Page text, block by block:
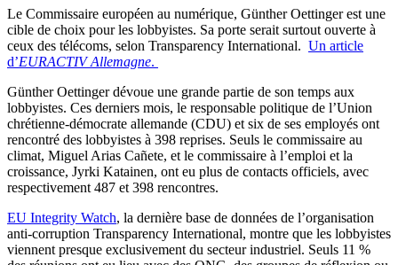
Le Commissaire européen au numérique, Günther Oettinger est une
cible de choix pour les lobbyistes. Sa porte serait surtout ouverte à
ceux des télécoms, selon Transparency International. Un article
d’EURACTIV Allemagne.
Günther Oettinger dévoue une grande partie de son temps aux
lobbyistes. Ces derniers mois, le responsable politique de l’Union
chrétienne-démocrate allemande (CDU) et six de ses employés ont
rencontré des lobbyistes à 398 reprises. Seuls le commissaire au
climat, Miguel Arias Cañete, et le commissaire à l’emploi et la
croissance, Jyrki Katainen, ont eu plus de contacts officiels, avec
respectivement 487 et 398 rencontres.
EU Integrity Watch, la dernière base de données de l’organisation
anti-corruption Transparency International, montre que les lobbyistes
viennent presque exclusivement du secteur industriel. Seuls 11 %